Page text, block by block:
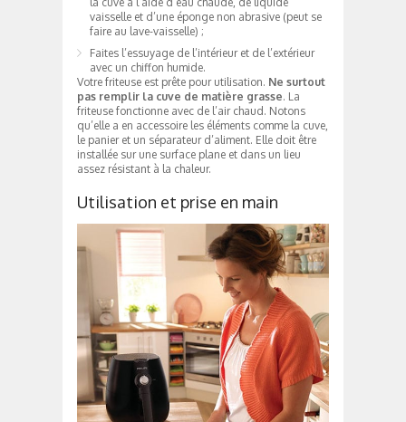
vaisselle et d’une éponge non abrasive (peut se
faire au lave-vaisselle) ;
Faites l’essuyage de l’intérieur et de l’extérieur
avec un chiffon humide.
Votre friteuse est prête pour utilisation. Ne surtout
pas remplir la cuve de matière grasse. La
friteuse fonctionne avec de l’air chaud. Notons
qu’elle a en accessoire les éléments comme la cuve,
le panier et un séparateur d’aliment. Elle doit être
installée sur une surface plane et dans un lieu
assez résistant à la chaleur.
Utilisation et prise en main